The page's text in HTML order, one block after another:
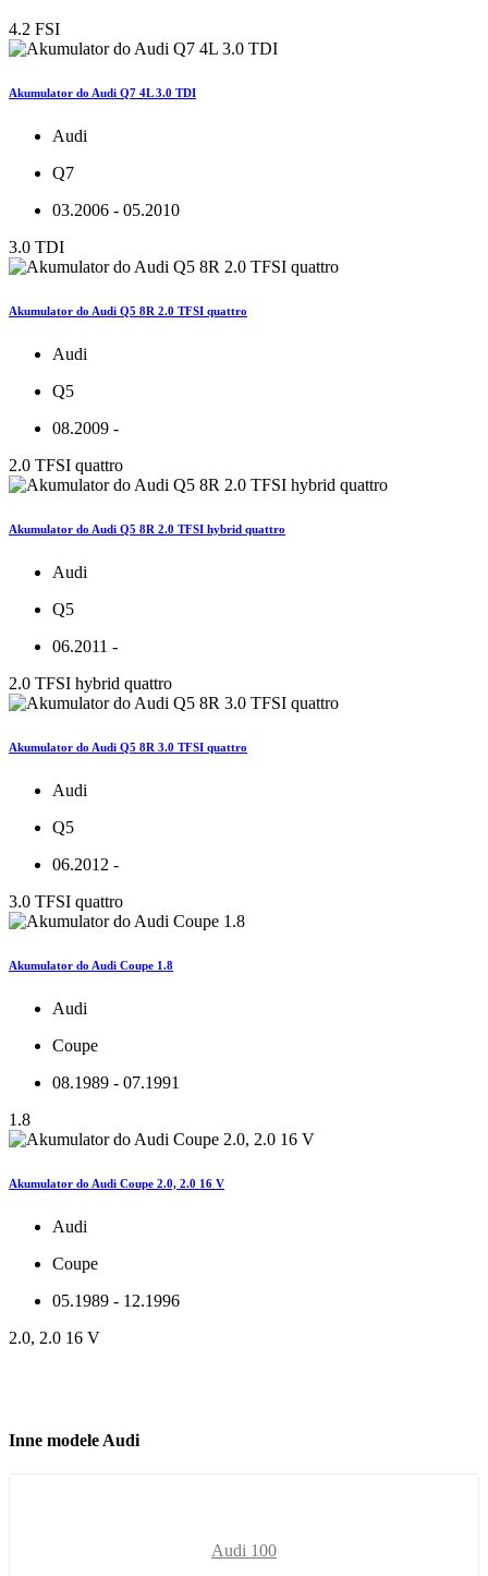
4.2 FSI
Akumulator do Audi Q7 4L 3.0 TDI
Audi
Q7
03.2006 - 05.2010
3.0 TDI
Akumulator do Audi Q5 8R 2.0 TFSI quattro
Audi
Q5
08.2009 -
2.0 TFSI quattro
Akumulator do Audi Q5 8R 2.0 TFSI hybrid quattro
Audi
Q5
06.2011 -
2.0 TFSI hybrid quattro
Akumulator do Audi Q5 8R 3.0 TFSI quattro
Audi
Q5
06.2012 -
3.0 TFSI quattro
Akumulator do Audi Coupe 1.8
Audi
Coupe
08.1989 - 07.1991
1.8
Akumulator do Audi Coupe 2.0, 2.0 16 V
Audi
Coupe
05.1989 - 12.1996
2.0, 2.0 16 V
Inne modele Audi
Audi 100